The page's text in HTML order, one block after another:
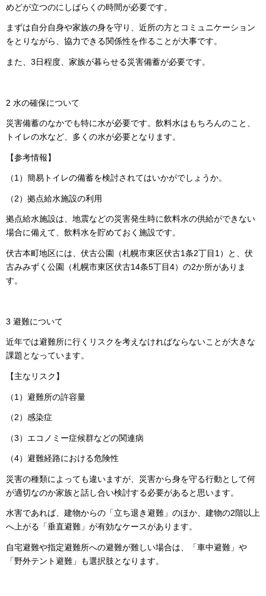
めどが立つのにしばらくの時間が必要です。
まずは自分自身や家族の身を守り、近所の方とコミュニケーション
をとりながら、協力できる関係性を作ることが大事です。
また、3日程度、家族が暮らせる災害備蓄が必要です。
2 水の確保について
災害備蓄のなかでも特に水が必要です。飲料水はもちろんのこと、
トイレの水など、多くの水が必要となります。
【参考情報】
（1）簡易トイレの備蓄を検討されてはいかがでしょうか。
（2）拠点給水施設の利用
拠点給水施設は、地震などの災害発生時に飲料水の供給ができない
場合に備えて、飲料水を貯めておく施設です。
伏古本町地区には、伏古公園（札幌市東区伏古1条2丁目1）と、伏
古みみずく公園（札幌市東区伏古14条5丁目4）の2か所がありま
す。
3 避難について
近年では避難所に行くリスクを考えなければならないことが大きな
課題となっています。
【主なリスク】
（1）避難所の許容量
（2）感染症
（3）エコノミー症候群などの関連病
（4）避難経路における危険性
災害の種類によっても違いますが、災害から身を守る行動として何
が適切なのか家族と話し合い検討する必要があると思います。
水害であれば、建物からの「立ち退き避難」のほか、建物の2階以上
へ上がる「垂直避難」が有効なケースがあります。
自宅避難や指定避難所への避難が難しい場合は、「車中避難」や
「野外テント避難」も選択肢となります。